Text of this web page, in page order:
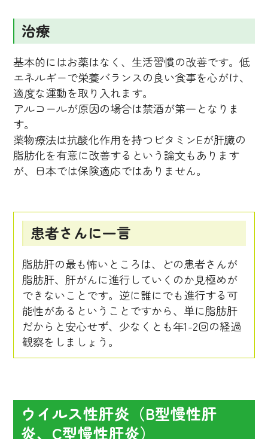
治療
基本的にはお薬はなく、生活習慣の改善です。低
エネルギーで栄養バランスの良い食事を心がけ、
適度な運動を取り入れます。
アルコールが原因の場合は禁酒が第一となりま
す。
薬物療法は抗酸化作用を持つビタミンEが肝臓の
脂肪化を有意に改善するという論文もあります
が、日本では保険適応ではありません。
患者さんに一言
脂肪肝の最も怖いところは、どの患者さんが
脂肪肝、肝がんに進行していくのか見極めが
できないことです。逆に誰にでも進行する可
能性があるということですから、単に脂肪肝
だからと安心せず、少なくとも年1-2回の経過
観察をしましょう。
ウイルス性肝炎（B型慢性肝
炎、C型慢性肝炎）